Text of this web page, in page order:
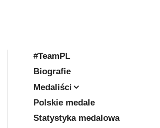
#TeamPL
Biografie
Medaliści
Polskie medale
Statystyka medalowa